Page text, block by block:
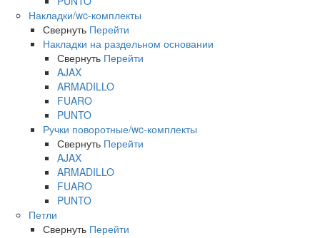
Накладки/wc-комплекты
Свернуть Перейти
Накладки на раздельном основании
Свернуть Перейти
AJAX
ARMADILLO
FUARO
PUNTO
Ручки поворотные/wc-комплекты
Свернуть Перейти
AJAX
ARMADILLO
FUARO
PUNTO
Петли
Свернуть Перейти